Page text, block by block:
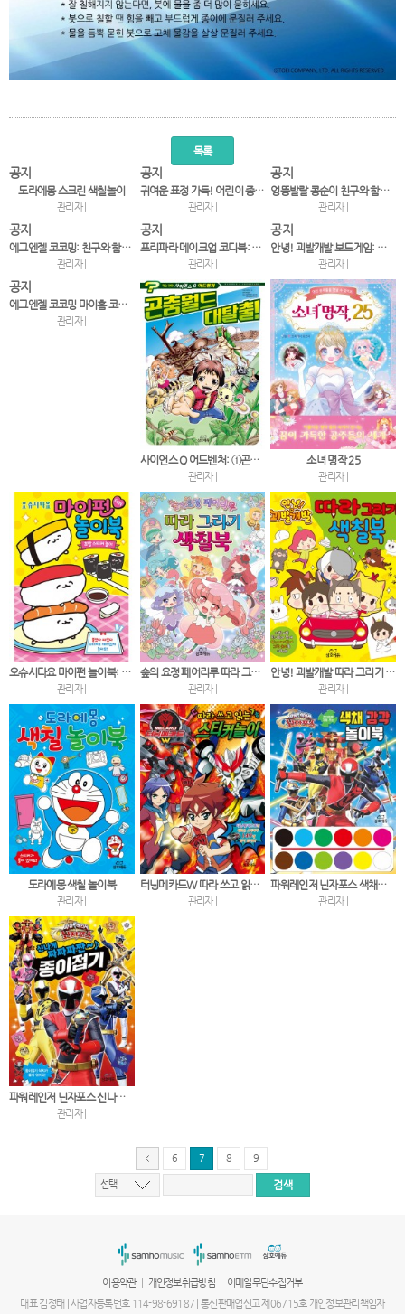
목록
공지
도라에몽 스크린 색칠놀이
관리자 |
공지
귀여운 표정 가득! 어린이 종이접기
관리자 |
공지
엉뚱발랄 콩순이 친구와 함께 종이접기
관리자 |
공지
에그엔젤 코코밍: 친구와 함께 종이접기
관리자 |
공지
프리파라 메이크업 코디북: 라라♥파루루 붙였다 떼었다!
관리자 |
공지
안녕! 괴발개발 보드게임: 강아지 구출 대작전
관리자 |
공지
에그엔젤 코코밍 마이홈 코디북 붙였다 떼었다!
관리자 |
사이언스 Q 어드벤처: ①곤충월드 대탈출!
관리자 |
소녀 명작 25
관리자 |
오슈시다요 마이펀 놀이북: 초밥 스티커 놀이
관리자 |
숲의 요정 페어리루 따라 그리기 색칠북
관리자 |
안녕! 괴발개발 따라 그리기 색칠북
관리자 |
도라에몽 색칠 놀이북
관리자 |
터닝메카드W 따라 쓰고 읽는 스티커놀이
관리자 |
파워레인저 닌자포스 색채감각놀이북
관리자 |
파워레인저 닌자포스 신나게 짜짜짜짠 종이접기
관리자 |
6 7 8 9
선택
이용약관 개인정보취급방침
이메일무단수집거부
대표 김정태 | 사업자등록번호 114-98-69187 | 통신판매업신고 제06715호 개인정보관리책임자